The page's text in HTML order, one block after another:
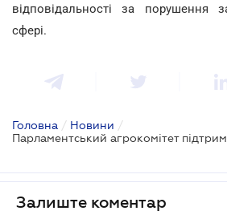
відповідальності за порушення
сфері.
Головна / Новини /
Залиште коментар